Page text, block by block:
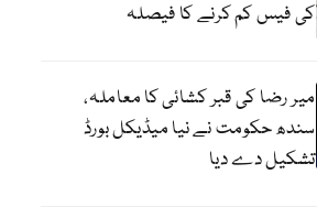
کی فیس کم کرنے کا فیصلہ
میر رضا کی قبر کشائی کا معاملہ،
سندھ حکومت نے نیا میڈیکل بورڈ
تشکیل دے دیا